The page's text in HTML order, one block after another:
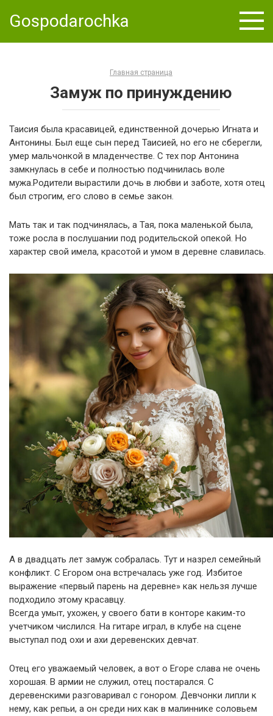
Gospodarochka
Главная страница
Замуж по принуждению
Таисия была красавицей, единственной дочерью Игната и
Антонины. Был еще сын перед Таисией, но его не сберегли,
умер мальчонкой в младенчестве. С тех пор Антонина
замкнулась в себе и полностью подчинилась воле
мужа.Родители вырастили дочь в любви и заботе, хотя отец
был строгим, его слово в семье закон.
Мать так и так подчинялась, а Тая, пока маленькой была,
тоже росла в послушании под родительской опекой. Но
характер свой имела, красотой и умом в деревне славилась.
А в двадцать лет замуж собралась. Тут и назрел семейный
конфликт. С Егором она встречалась уже год. Избитое
выражение «первый парень на деревне» как нельзя лучше
подходило этому красавцу.
Всегда умыт, ухожен, у своего бати в конторе каким-то
учетчиком числился. На гитаре играл, в клубе на сцене
выступал под охи и ахи деревенских девчат.
Отец его уважаемый человек, а вот о Егоре слава не очень
хорошая. В армии не служил, отец постарался. С
деревенскими разговаривал с гонором. Девчонки липли к
нему, как репьи, а он среди них как в малиннике соловьем